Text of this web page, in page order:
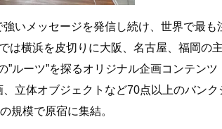
いメッセージを発信し続け、世界で最も
は横浜を皮切りに大阪、名古屋、福岡の
ルーツ”を探るオリジナル企画コンテンツ
立体オブジェクトなど70点以上のバンク
規模で原宿に集結。